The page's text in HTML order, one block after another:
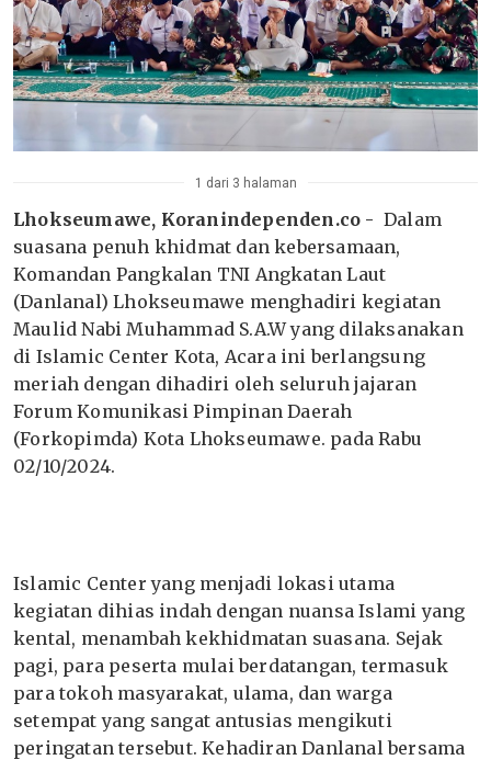
1 dari 3 halaman
Lhokseumawe, Koranindependen.co - Dalam
suasana penuh khidmat dan kebersamaan,
Komandan Pangkalan TNI Angkatan Laut
(Danlanal) Lhokseumawe menghadiri kegiatan
Maulid Nabi Muhammad S.A.W yang dilaksanakan
di Islamic Center Kota, Acara ini berlangsung
meriah dengan dihadiri oleh seluruh jajaran
Forum Komunikasi Pimpinan Daerah
(Forkopimda) Kota Lhokseumawe. pada Rabu
02/10/2024.
Islamic Center yang menjadi lokasi utama
kegiatan dihias indah dengan nuansa Islami yang
kental, menambah kekhidmatan suasana. Sejak
pagi, para peserta mulai berdatangan, termasuk
para tokoh masyarakat, ulama, dan warga
setempat yang sangat antusias mengikuti
peringatan tersebut. Kehadiran Danlanal bersama